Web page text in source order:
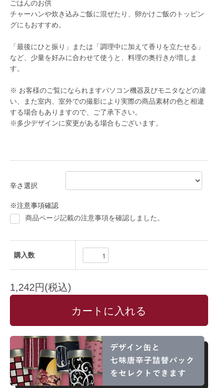
ごはんのお供
チャーハンや炊き込みご飯に混ぜたり、卵かけご飯のトッピン
グにもおすすめ。
「最後にひと振り」または「調理中に加えて香りを立たせる」
など、少量を好みに合わせて使うと、料理の奥行きが増しま
す。
※ お客様のご覧になられますパソコン機器及びモニタなどの違
い、また室内、室外での撮影により実際の商品素材の色と相違
する場合もありますので、ご了承下さい。
※多少デザインに変更がある場合もございます。
辛さ選択
※注意事項確認
商品ページ記載の注意事項を確認しました。
購入数
1,242円(税込)